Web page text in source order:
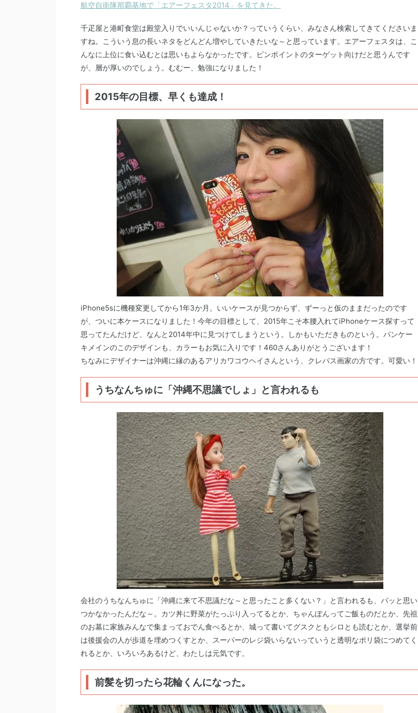
航空自衛隊那覇基地で「エアーフェスタ2014」を見てきた。
千疋屋と港町食堂は殿堂入りでいいんじゃないか？っていうくらい、みなさん検索してきてくださいま
すね。こういう息の長いネタをどんどん増やしていきたいな～と思っています。エアーフェスタは、こ
んなに上位に食い込むとは思いもよらなかったです。ピンポイントのターゲット向けだと思うんです
が、層が厚いのでしょう。むむー、勉強になりました！
2015年の目標、早くも達成！
iPhone5sに機種変更してから1年3か月。いいケースが見つからず、ずーっと仮のままだったのです
が、ついに本ケースになりました！今年の目標として、2015年こそ本腰入れてiPhoneケース探すって
思ってたんだけど、なんと2014年中に見つけてしまうという。しかもいただきものという。パンケー
キメインのこのデザインも、カラーもお気に入りです！460さんありがとうございます！
ちなみにデザイナーは沖縄に縁のあるアリカワコウヘイさんという、クレパス画家の方です。可愛い！
うちなんちゅに「沖縄不思議でしょ」と言われるも
会社のうちなんちゅに「沖縄に来て不思議だな～と思ったこと多くない？」と言われるも、パッと思い
つかなかったんだな～。カツ丼に野菜がたっぷり入ってるとか、ちゃんぽんってご飯ものだとか、先祖
のお墓に家族みんなで集まっておでん食べるとか、城って書いてグスクともシロとも読むとか、選挙前
は後援会の人が歩道を埋めつくすとか、スーパーのレジ袋いらないっていうと透明なポリ袋につめてく
れるとか、いろいろあるけど、わたしは元気です。
前髪を切ったら花輪くんになった。